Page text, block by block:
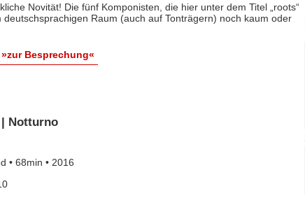
Novität! Die fünf Komponisten, die hier unter dem Titel „roots“
Raum (auch auf Tonträgern) noch kaum oder
»zur Besprechung«
Notturno
• 68min • 2016